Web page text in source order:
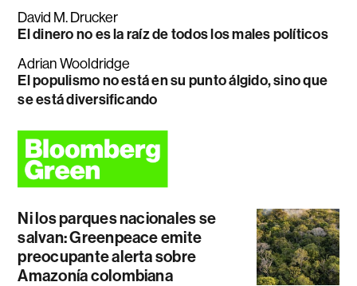
David M. Drucker
El dinero no es la raíz de todos los males políticos
Adrian Wooldridge
El populismo no está en su punto álgido, sino que
se está diversificando
Ni los parques nacionales se
salvan: Greenpeace emite
preocupante alerta sobre
Amazonía colombiana